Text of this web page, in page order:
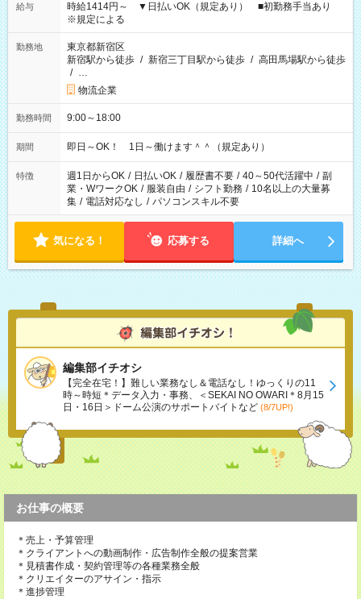
給与
時給1414円～ ▼日払いOK（規定あり） ■初勤務手当あり
※規定による
勤務地
東京都新宿区
新宿駅から徒歩 / 新宿三丁目駅から徒歩 / 高田馬場駅から徒歩
/ …
物流企業
勤務時間 9:00～18:00
期間 即日～OK！ 1日～働けます＾＾（規定あり）
特徴 週1日からOK / 日払いOK / 履歴書不要 / 40～50代活躍中 / 副
業・WワークOK / 服装自由 / シフト勤務 / 10名以上の大量募
集 / 電話対応なし / パソコンスキル不要
気になる！ 応募する 詳細へ
編集部イチオシ
【完全在宅！】難しい業務なし＆電話なし！ゆっくりの11
時～時短＊データ入力・事務、＜SEKAI NO OWARI＊8月15
日・16日＞ドーム公演のサポートバイトなど (8/7UP!)
お仕事の概要
＊売上・予算管理
＊クライアントへの動画制作・広告制作全般の提案営業
＊見積書作成・契約管理等の各種業務全般
＊クリエイターのアサイン・指示
＊進捗管理